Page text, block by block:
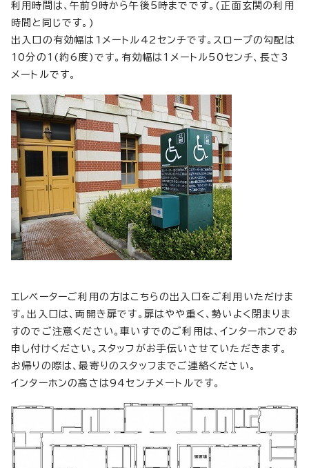
利用時間は、午前9時から午後5時までです。(正面玄関の利用
時間と同じです。)
出入口の有効幅は1メートル42センチです。スロープの勾配は
10分の1(約6度)です。有効幅は1メートル50センチ、長さ3
メートルです。
エレベーターご利用の方はこちらの出入口をご利用いただけま
す。出入口は、両開き扉です。扉はやや重く、勢いよく閉まりま
すのでご注意ください。車いすでのご利用は、インターホンでお
申し付けください。スタッフがお手伝いさせていただきます。
お帰りの際は、最寄りのスタッフまでご連絡ください。
インターホンの高さは94センチメートルです。